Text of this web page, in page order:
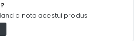
o nota acestui produs